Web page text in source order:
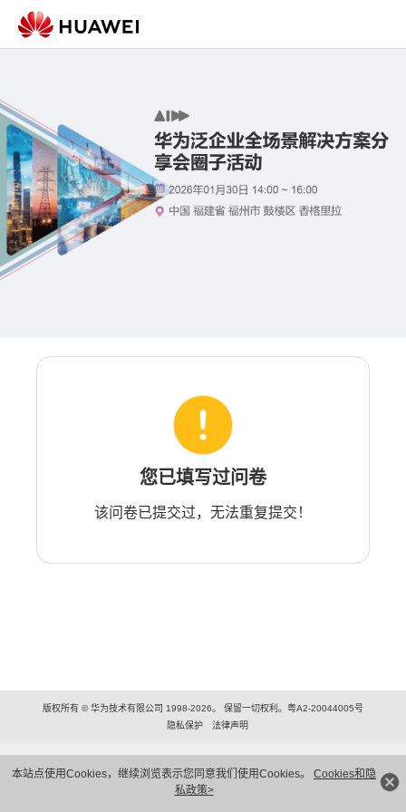
本站点使用Cookies，继续浏览表示您同意我们使用Cookies。 Cookies和隐
私政策>
您已填写过问卷
该问卷已提交过，无法重复提交！
版权所有 © 华为技术有限公司 1998-2026。 保留一切权利。粤A2-20044005号
隐私保护
法律声明